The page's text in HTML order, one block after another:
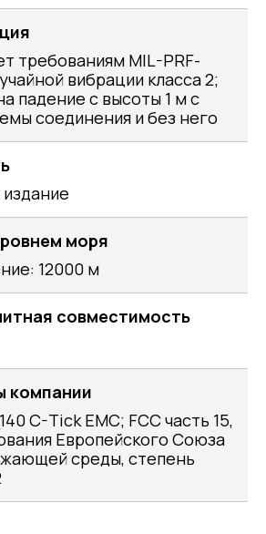
требованиям MIL-PRF-
вибрации класса 2;
падение с высоты 1 м с
соединения и без него
издание
моря
12000 м
совместимость
компании
C-Tick EMC; FCC часть 15,
Европейского Союза
среды, степень